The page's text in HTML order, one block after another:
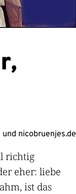
und nicobruenjes.de
richtig
eher: liebe
ist das